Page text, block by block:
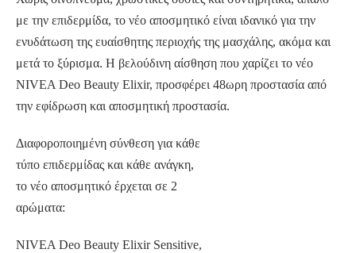
με την επιδερμίδα, το νέο αποσμητικό είναι ιδανικό για την
ενυδάτωση της ευαίσθητης περιοχής της μασχάλης, ακόμα και
μετά το ξύρισμα. Η βελούδινη αίσθηση που χαρίζει το νέο
NIVEA Deo Beauty Elixir, προσφέρει 48ωρη προστασία από
την εφίδρωση και αποσμητική προστασία.
Διαφοροποιημένη σύνθεση για κάθε
τύπο επιδερμίδας και κάθε ανάγκη,
το νέο αποσμητικό έρχεται σε 2
αρώματα:
NIVEA Deo Beauty Elixir Sensitive,